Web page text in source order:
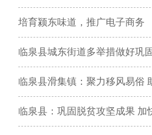
培育颍东味道，推广电子商务
临泉县城东街道多举措做好巩
临泉县滑集镇：聚力移风易俗
临泉县：巩固脱贫攻坚成果 加